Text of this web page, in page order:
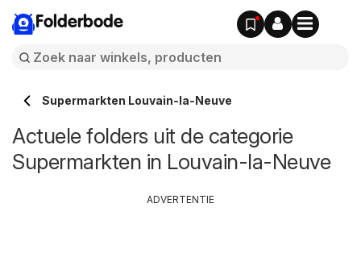
Folderbode
Supermarkten Louvain-la-Neuve
Actuele folders uit de categorie
Supermarkten in Louvain-la-Neuve
ADVERTENTIE